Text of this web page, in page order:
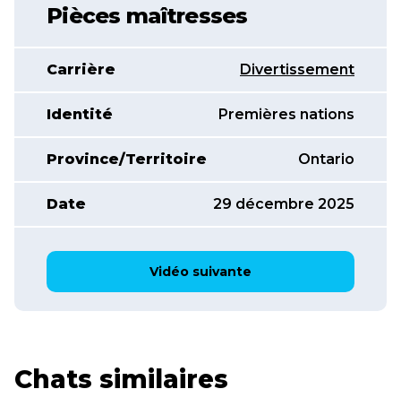
Pièces maîtresses
Carrière Divertissement
Identité Premières nations
Province/Territoire Ontario
Date 29 décembre 2025
Vidéo suivante
Chats similaires